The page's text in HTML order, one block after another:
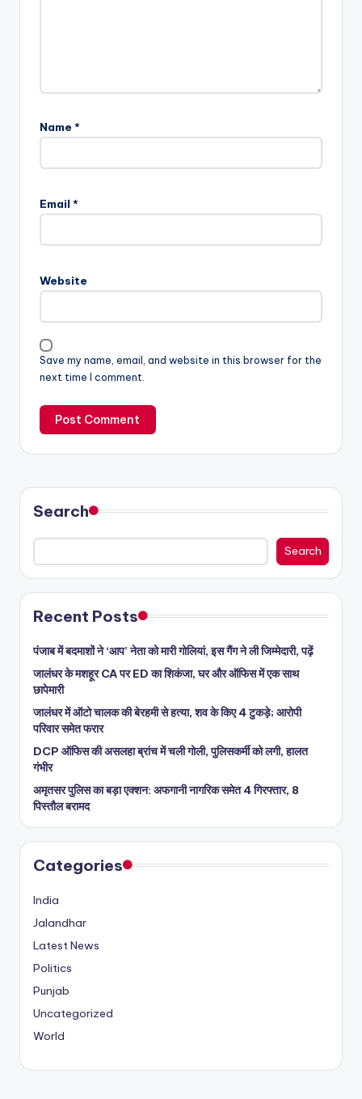
Name *
Email *
Website
Save my name, email, and website in this browser for the
next time I comment.
Search
Search
Recent Posts
पंजाब में बदमाशों ने ‘आप’ नेता को मारी गोलियां, इस गैंग ने ली जिम्मेदारी, पढ़ें
जालंधर के मशहूर CA पर ED का शिकंजा, घर और ऑफिस में एक साथ
छापेमारी
जालंधर में ऑटो चालक की बेरहमी से हत्या, शव के किए 4 टुकड़े; आरोपी
परिवार समेत फरार
DCP ऑफिस की असलहा ब्रांच में चली गोली, पुलिसकर्मी को लगी, हालत
गंभीर
अमृतसर पुलिस का बड़ा एक्शन: अफगानी नागरिक समेत 4 गिरफ्तार, 8
पिस्तौल बरामद
Categories
India
Jalandhar
Latest News
Politics
Punjab
Uncategorized
World